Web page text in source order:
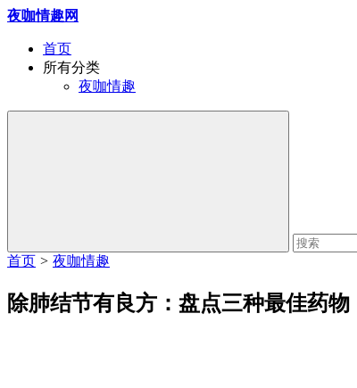
夜咖情趣网
首页
所有分类
夜咖情趣
首页 > 夜咖情趣
除肺结节有良方：盘点三种最佳药物